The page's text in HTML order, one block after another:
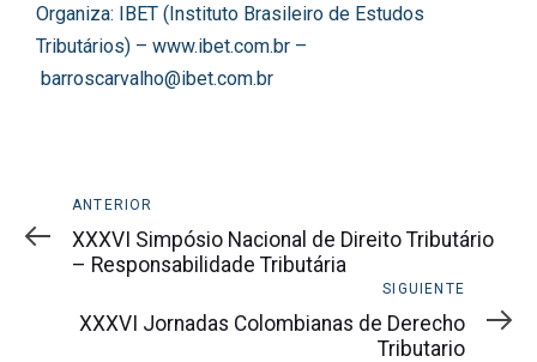
Organiza: IBET (Instituto Brasileiro de Estudos
Tributários) – www.ibet.com.br –
barroscarvalho@ibet.com.br
Post
Anterior
ANTERIOR
XXXVI Simpósio Nacional de Direito Tributário
– Responsabilidade Tributária
SIGUIENTE
XXXVI Jornadas Colombianas de Derecho
Tributario